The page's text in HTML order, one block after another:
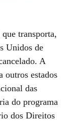
transporta,
Unidos de
A
outros estados
das
do programa
dos Direitos